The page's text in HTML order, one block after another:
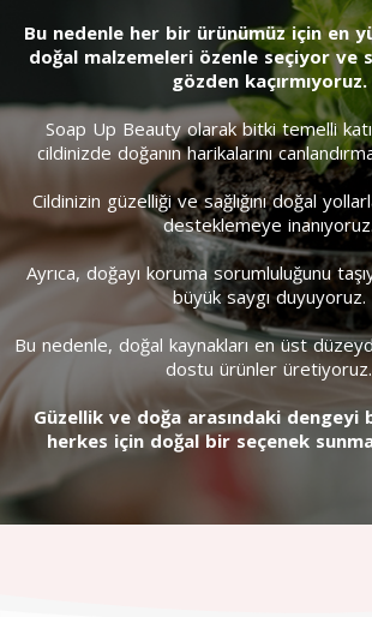
Bu nedenle her bir ürünümüz için en
doğal malzemeleri özenle seçiyor ve
gözden kaçırmıyoruz.
Soap Up Beauty olarak bitki temelli katı
cildinizde doğanın harikalarını
Cildinizin güzelliği ve sağlığını doğal
desteklemeye inanıyoruz.
Ayrıca, doğayı koruma sorumluluğunu
büyük saygı duyuyoruz.
Bu nedenle, doğal kaynakları en üst
dostu ürünler üretiyoruz.
Güzellik ve doğa arasındaki dengeyi
herkes için doğal bir seçenek